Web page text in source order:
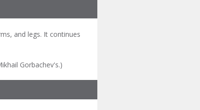
and legs. It continues
Gorbachev's.)